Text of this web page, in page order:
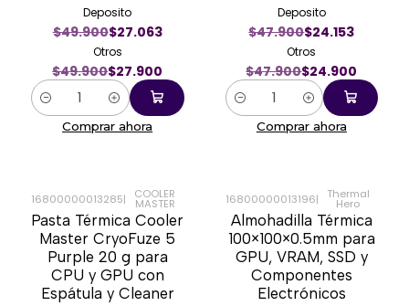
Deposito
$49.900$27.063
Otros
$49.900$27.900
Cantidad
Comprar ahora
Deposito
$47.900$24.153
Otros
$47.900$24.900
Cantidad
Comprar ahora
-45%
16800000013285| COOLER
MASTER
Pasta Térmica Cooler
Master CryoFuze 5
Purple 20 g para
CPU y GPU con
Espátula y Cleaner
-31%
16800000013196| Thermal
Hero
Almohadilla Térmica
100×100×0.5mm para
GPU, VRAM, SSD y
Componentes
Electrónicos